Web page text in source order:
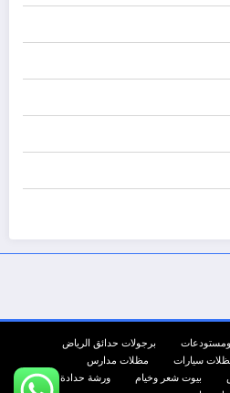
ومستودعات
برجولات حدائق الرياض
سيارات
مظلات مدارس
بيوت شعر وخيام
ورشة حدادة